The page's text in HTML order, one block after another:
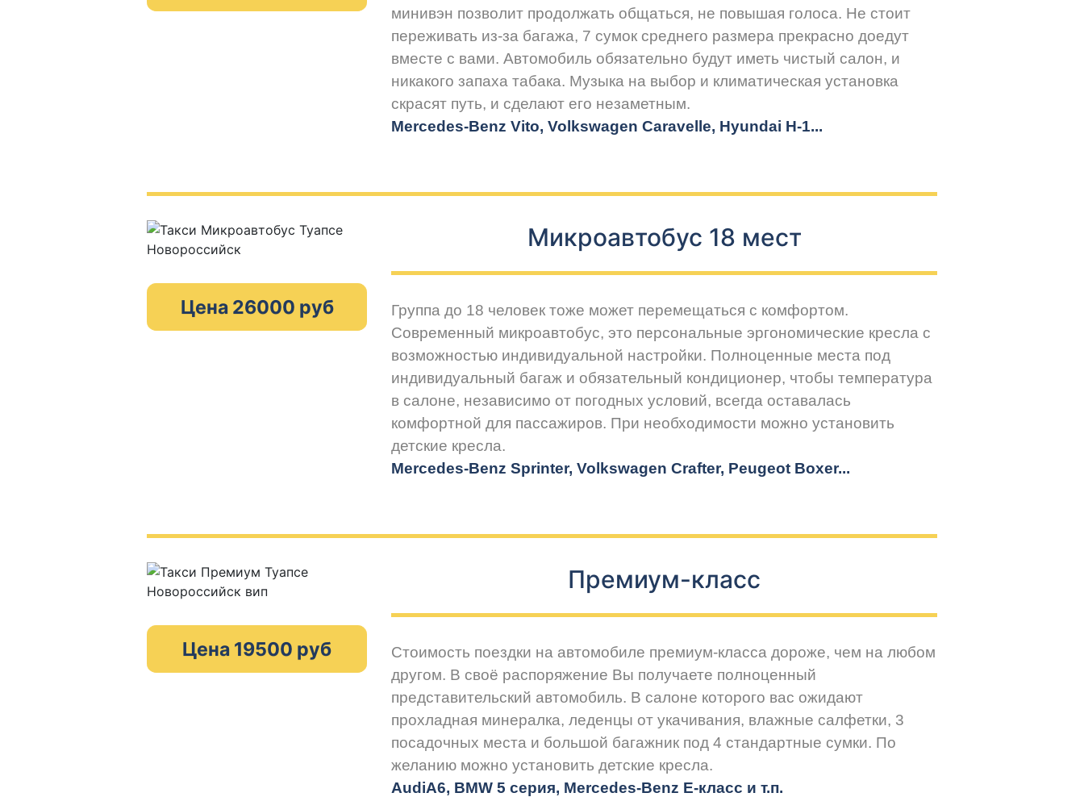
минивэн позволит продолжать общаться, не повышая голоса. Не стоит
переживать из-за багажа, 7 сумок среднего размера прекрасно доедут
вместе с вами. Автомобиль обязательно будут иметь чистый салон, и
никакого запаха табака. Музыка на выбор и климатическая установка
скрасят путь, и сделают его незаметным.
Mercedes-Benz Vito, Volkswagen Caravelle, Hyundai H-1...
Цена 26000 руб
Микроавтобус 18 мест
Группа до 18 человек тоже может перемещаться с комфортом.
Современный микроавтобус, это персональные эргономические кресла с
возможностью индивидуальной настройки. Полноценные места под
индивидуальный багаж и обязательный кондиционер, чтобы температура
в салоне, независимо от погодных условий, всегда оставалась
комфортной для пассажиров. При необходимости можно установить
детские кресла.
Mercedes-Benz Sprinter, Volkswagen Crafter, Peugeot Boxer...
Цена 19500 руб
Премиум-класс
Стоимость поездки на автомобиле премиум-класса дороже, чем на любом
другом. В своё распоряжение Вы получаете полноценный
представительский автомобиль. В салоне которого вас ожидают
прохладная минералка, леденцы от укачивания, влажные салфетки, 3
посадочных места и большой багажник под 4 стандартные сумки. По
желанию можно установить детские кресла.
AudiA6, BMW 5 серия, Mercedes-Benz E-класс и т.п.